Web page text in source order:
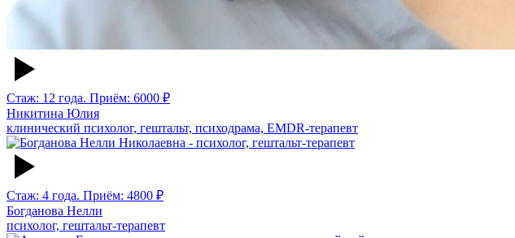
Стаж: 12 года. Приём: 6000 ₽
Никитина Юлия
клинический психолог, гештальт, психодрама, EMDR-терапевт
Стаж: 4 года. Приём: 4800 ₽
Богданова Нелли
психолог, гештальт-терапевт